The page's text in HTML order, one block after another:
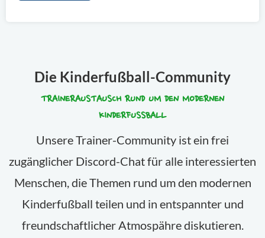
Die Kinderfußball-Community
TRAINERAUSTAUSCH RUND UM DEN MODERNEN
KINDERFUSSBALL
Unsere Trainer-Community ist ein frei
zugänglicher Discord-Chat für alle interessierten
Menschen, die Themen rund um den modernen
Kinderfußball teilen und in entspannter und
freundschaftlicher Atmospähre diskutieren.